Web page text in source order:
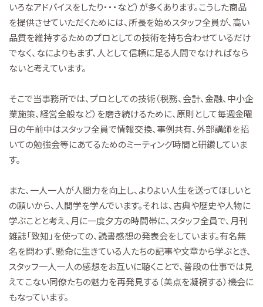
いろなアドバイスをしたり・・・など）が多くあります。こうした商品
を提供させていただくためには、所長を始めスタッフ全員が、高い
品質を維持するためのプロとしての技術を持ち合わせているだけ
でなく、なによりもまず、人として信頼に足る人間でなければなら
ないと考えています。
そこで当事務所では、プロとしての技術（税務、会計、金融、中小企
業施策、経営全般など）を磨き続けるために、原則として毎週金曜
日の午前中はスタッフ全員で情報交換、事例共有、外部講師を招
いての勉強会等にあてるためのミーティング時間と研鑽していま
す。
また、一人一人が人間力を向上し、よりよい人生を送ってほしいと
の願いから、人間学を学んでいます。それは、古典や歴史や人物に
学ぶことと考え、月に一度夕方の時間帯に、スタッフ全員で、月刊
雑誌「致知」を使っての、読書感想の発表会をしています。有名無
名を問わず、懸命に生きている人たちの記事や文章から学ぶとき、
スタッフ一人一人の感想をお互いに聴くことで、普段の仕事では見
えてこない同僚たちの魅力を再発見する（美点を凝視する）機会に
もなっています。